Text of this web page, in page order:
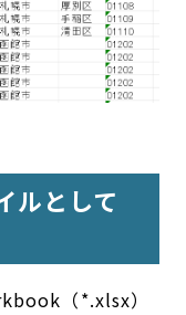
ルとして
（*.xlsx）